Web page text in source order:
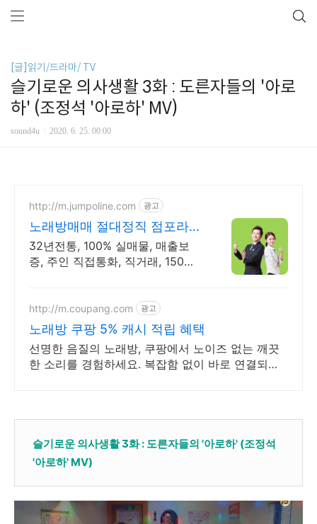
[글]읽기/드라마/ TV
슬기로운 의사생활 3화 : 도른자들의 '아로
하' (조정석 '아로하' MV)
sound4u 2020. 6. 25. 00:00
http://m.jumpoline.com 광고
노래방매매 절대정직 점포라인
빠른 직거래 & 안전중개거래
32년전통, 100% 실매물, 매출보
증, 주인 직접통화, 직거래, 150명
http://m.coupang.com 광고
노래방 쿠팡 5% 캐시 적립 혜택
선명한 음질의 노래방, 쿠팡에서 노이즈 없는 깨끗
한 소리를 경험하세요. 복잡함 없이 바로 연결되는
슬기로운 의사생활 3화 : 도른자들의 '아로하' (조정석
'아로하' MV)